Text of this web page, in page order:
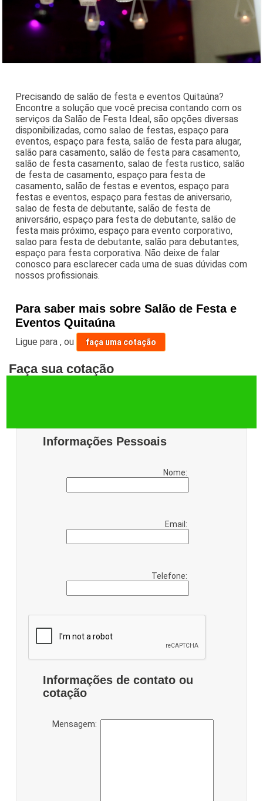
Precisando de salão de festa e eventos Quitaúna?
Encontre a solução que você precisa contando com os
serviços da Salão de Festa Ideal, são opções diversas
disponibilizadas, como salao de festas, espaço para
eventos, espaço para festa, salão de festa para alugar,
salão para casamento, salão de festa para casamento,
salão de festa casamento, salao de festa rustico, salão
de festa de casamento, espaço para festa de
casamento, salão de festas e eventos, espaço para
festas e eventos, espaço para festas de aniversario,
salao de festa de debutante, salão de festa de
aniversário, espaço para festa de debutante, salão de
festa mais próximo, espaço para evento corporativo,
salao para festa de debutante, salão para debutantes,
espaço para festa corporativa. Não deixe de falar
conosco para esclarecer cada uma de suas dúvidas com
nossos profissionais.
Para saber mais sobre Salão de Festa e
Eventos Quitaúna
Ligue para,ou faça uma cotação
Faça sua cotação
Informações Pessoais
Nome:
Email:
Telefone:
Informações de contato ou
cotação
Mensagem: